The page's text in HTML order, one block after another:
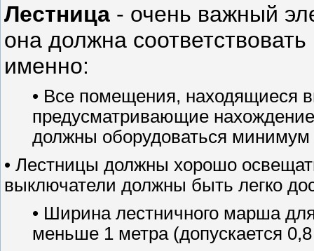
Лестница - очень важный
она должна
именно:
• Все помещения, находящиеся
предусматривающие
должны оборудоваться
• Лестницы должны хорошо
выключатели должны быть легко
• Ширина лестничного марша
меньше 1 метра (допускается